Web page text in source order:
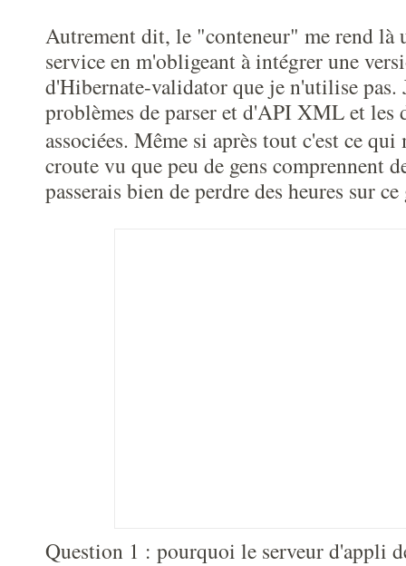
Autrement dit, le "conteneur" me rend là
service en m'obligeant à intégrer une
d'Hibernate-validator que je n'utilise pas.
problèmes de parser et d'API XML et les
associées. Même si après tout c'est ce
croute vu que peu de gens comprennent
passerais bien de perdre des heures sur
Question 1 : pourquoi le serveur d'appli